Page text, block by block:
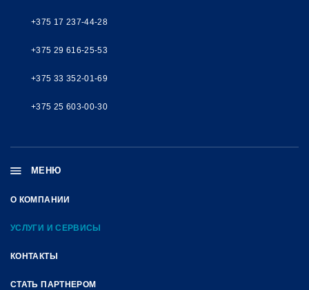
+375 17 237-44-28
+375 29 616-25-53
+375 33 352-01-69
+375 25 603-00-30
МЕНЮ
О КОМПАНИИ
УСЛУГИ И СЕРВИСЫ
КОНТАКТЫ
СТАТЬ ПАРТНЕРОМ